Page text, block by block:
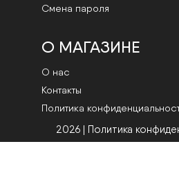
Смена пароля
О МАГАЗИНЕ
О нас
Контакты
Политика
2026 | Политика